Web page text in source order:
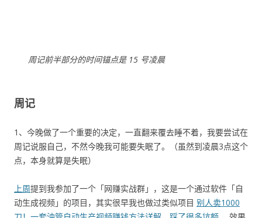
周记前半部分的时间锚点是 15 号凌晨
周记
1、今晚做了一个重要的决定，一直翻来覆去睡不着，我要尝试在
周记说服自己，不然今晚我可能要失眠了。（虽然到凌晨3点这个
点，本身就算是失眠）
上周提到我参加了一个「网赚实战群」，这是一个通过软件「自
动生成视频」的项目，其实很早我也做过类似项目 别人卖1000